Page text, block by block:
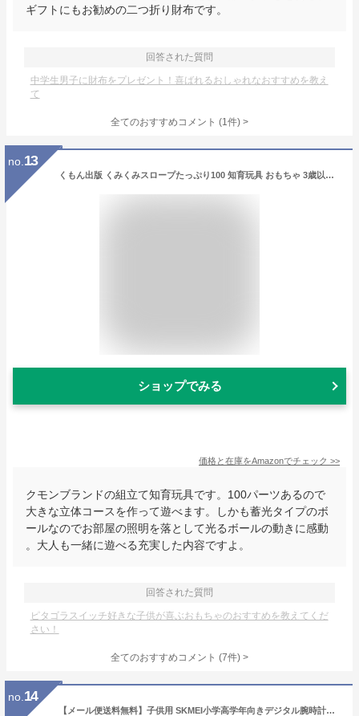
ギフトにもお勧めの二つ折り財布です。
回答された質問
中学生男子に財布をプレゼント！喜ばれるおしゃれなおすすめを教え
て
全てのおすすめコメント (1件) >
no. 13
くもん出版 くみくみスロープたっぷり100 知育玩具 おもちゃ 3歳以上 KUMON
ショップでみる
価格と在庫をAmazonでチェック >>
クモンブランドの組立て知育玩具です。100パーツあるので
大きな立体コースを作って遊べます。しかも蓄光タイプのボ
ールなのでお部屋の照明を落として光るボールの動きに感動
。大人も一緒に遊べる充実した内容ですよ。
回答された質問
ピタゴラスイッチ好きな子供が喜ぶおもちゃのおすすめを教えてくだ
さい！
全てのおすすめコメント (7件) >
no. 14
【メール便送料無料】子供用 SKMEI小学高学年向きデジタル腕時計【グリーン】7色カラーライト/シリコンベルト/キッズ/ファッション/男の子/女の子/小学生腕時計/子供腕時計/子供用腕時計/入学プレゼント/子供誕生日プレゼント/子供クリスマス/子デジ